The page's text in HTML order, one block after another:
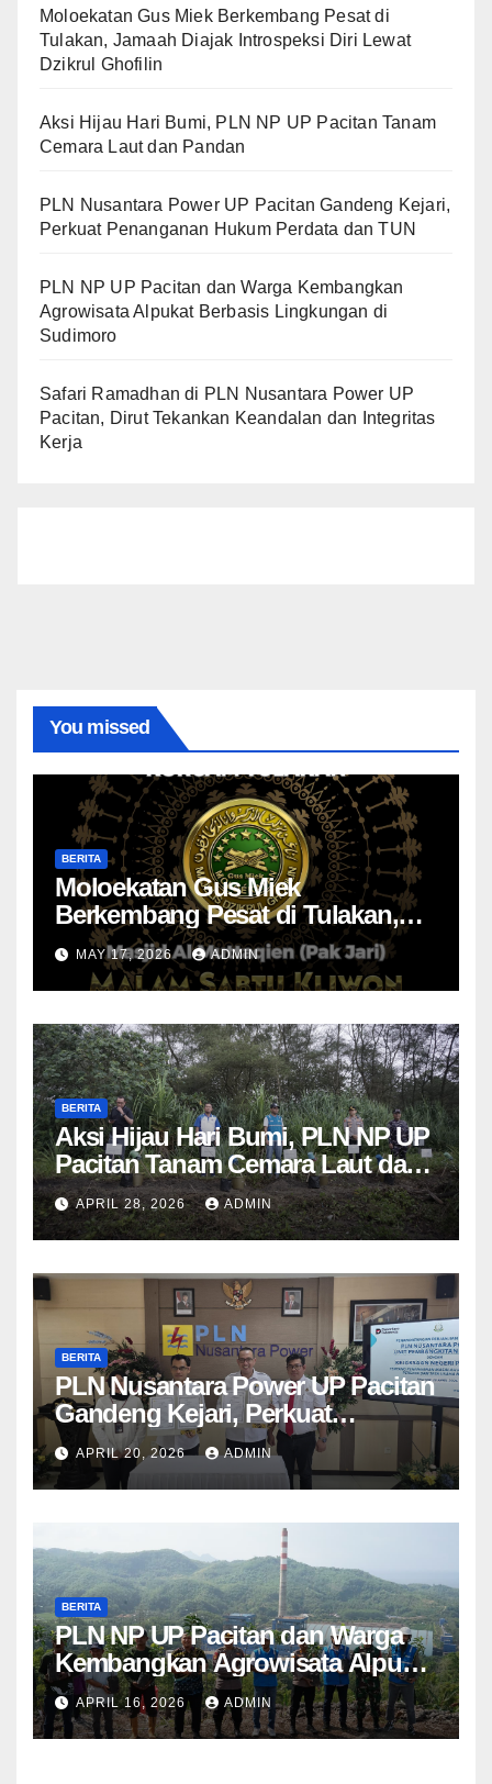
Moloekatan Gus Miek Berkembang Pesat di
Tulakan, Jamaah Diajak Introspeksi Diri Lewat
Dzikrul Ghofilin
Aksi Hijau Hari Bumi, PLN NP UP Pacitan Tanam
Cemara Laut dan Pandan
PLN Nusantara Power UP Pacitan Gandeng Kejari,
Perkuat Penanganan Hukum Perdata dan TUN
PLN NP UP Pacitan dan Warga Kembangkan
Agrowisata Alpukat Berbasis Lingkungan di
Sudimoro
Safari Ramadhan di PLN Nusantara Power UP
Pacitan, Dirut Tekankan Keandalan dan Integritas
Kerja
You missed
BERITA
Moloekatan Gus Miek
Berkembang Pesat di Tulakan,
Jamaah Diajak Introspeksi Diri
Lewat Dzikrul Ghofilin
MAY 17, 2026 ADMIN
BERITA
Aksi Hijau Hari Bumi, PLN NP UP
Pacitan Tanam Cemara Laut dan
Pandan
APRIL 28, 2026 ADMIN
BERITA
PLN Nusantara Power UP Pacitan
Gandeng Kejari, Perkuat
Penanganan Hukum Perdata dan
TUN
APRIL 20, 2026 ADMIN
BERITA
PLN NP UP Pacitan dan Warga
Kembangkan Agrowisata Alpukat
Berbasis Lingkungan di
Sudimoro
APRIL 16, 2026 ADMIN